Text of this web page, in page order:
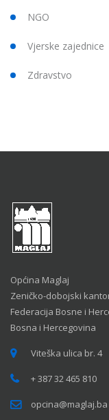
NGO
Vjerske zajednice
Zdravstvo
Općina Maglaj
Zeničko-dobojski
Federacija Bosne i
Bosna i Hercegovina
Viteška ulica br. 4
+ 387 32 465 810
opcina@maglaj.ba